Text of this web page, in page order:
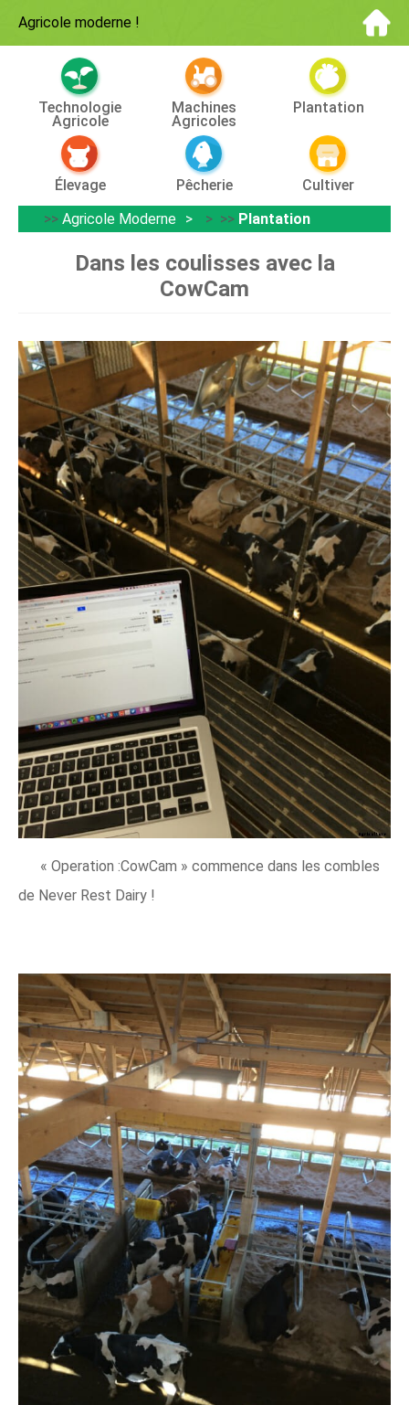
Agricole moderne !
Technologie
Agricole
Machines
Agricoles
Plantation
Élevage Pêcherie
Cultiver
>> Agricole Moderne > >> Plantation
Dans les coulisses avec la
CowCam
« Operation :CowCam » commence dans les combles
de Never Rest Dairy !